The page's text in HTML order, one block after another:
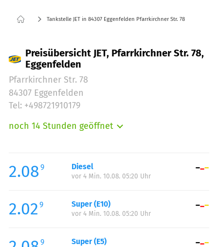
Tankstelle JET in 84307 Eggenfelden Pfarrkirchner Str. 78
Preisübersicht JET, Pfarrkirchner Str. 78,
Eggenfelden
Pfarrkirchner Str. 78
84307 Eggenfelden
Tel: +498721910179
noch 14 Stunden geöffnet
Mittwoch:
05:00-22:00
Donnerstag:
Samstag:
06:00-22:00
Sonntag:
2.08 9 Diesel
vor 4 Min. 10.08. 05:20 Uhr
2.02 9 Super (E10)
vor 4 Min. 10.08. 05:20 Uhr
9 Super (E5)